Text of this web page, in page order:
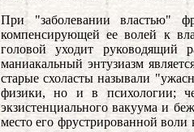
При "заболевании властью"
компенсирующей ее волей к
головой уходит руководящий
маниакальный энтузиазм
старые схоласты называли
физики, но и в психологии;
экзистенциального вакуума и
место его фрустрированной воли